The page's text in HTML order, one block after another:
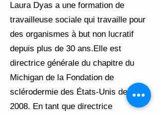
Laura Dyas a une formation de
travailleuse sociale qui travaille pour
des organismes à but non lucratif
depuis plus de 30 ans.Elle est
directrice générale du chapitre du
Michigan de la Fondation de
sclérodermie des États-Unis depuis
2008. En tant que directrice